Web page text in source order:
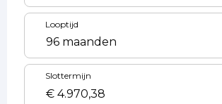
Looptijd
Slottermijn